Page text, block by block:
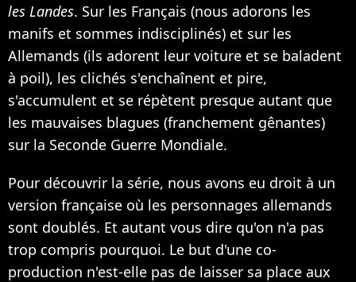
les Landes. Sur les Français (nous adorons les
manifs et sommes indisciplinés) et sur les
Allemands (ils adorent leur voiture et se baladent
à poil), les clichés s'enchaînent et pire,
s'accumulent et se répètent presque autant que
les mauvaises blagues (franchement gênantes)
sur la Seconde Guerre Mondiale.
Pour découvrir la série, nous avons eu droit à un
version française où les personnages allemands
sont doublés. Et autant vous dire qu'on n'a pas
trop compris pourquoi. Le but d'une co-
production n'est-elle pas de laisser sa place aux